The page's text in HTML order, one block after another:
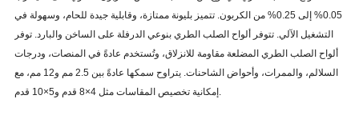
0.05% إلى 0.25% من الكربون. تتميز بليونة ممتازة، وقابلية جيدة للحام، وسهولة في
التشغيل الآلي. تتوفر ألواح الصلب الطري بنوعي الدرفلة على الساخن والبارد. توفر
ألواح الصلب الطري المضلعة مقاومة للانزلاق، وتُستخدم عادةً في المنصات، ودرجات
السلالم، والممرات، وأحواض الشاحنات. يتراوح سمكها عادةً بين 2.5 مم و12 مم، مع
إمكانية تخصيص المقاسات مثل 4×8 قدم و5×10 قدم.